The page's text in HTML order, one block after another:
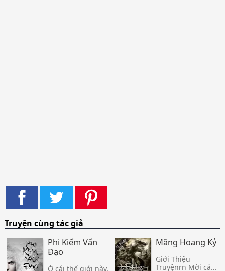
Truyện cùng tác giả
Phi Kiếm Vấn
Đạo
Ở cái thế giới này,
Mãng Hoang Kỷ
Giới Thiệu
Truyệnrn Mời các